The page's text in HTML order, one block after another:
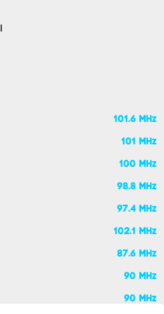
101.6 MHz
101 MHz
100 MHz
98.8 MHz
97.4 MHz
102.1 MHz
87.6 MHz
90 MHz
90 MHz